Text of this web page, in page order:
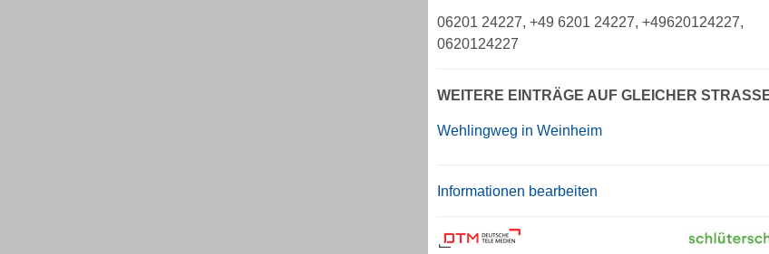
06201 24227, +49 6201 24227, +49620124227,
0620124227
WEITERE EINTRÄGE AUF GLEICHER STRASSE
Wehlingweg in Weinheim
Informationen bearbeiten